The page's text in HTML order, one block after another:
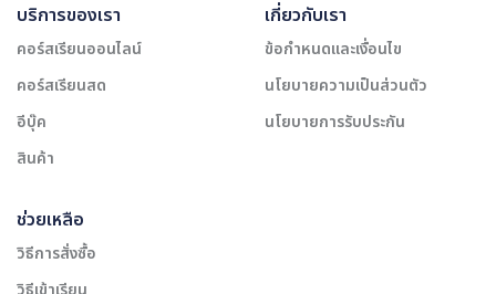
บริการของเรา
คอร์สเรียนออนไลน์
คอร์สเรียนสด
อีบุ๊ค
สินค้า
เกี่ยวกับเรา
ข้อกำหนดและเงื่อนไข
นโยบายความเป็นส่วนตัว
นโยบายการรับประกัน
ช่วยเหลือ
วิธีการสั่งซื้อ